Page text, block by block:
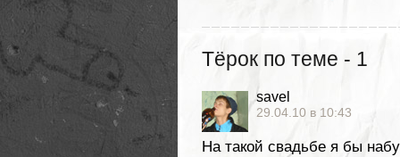
Тёрок по теме - 1
savel
29.04.10 в 10:43
На такой свадьбе я бы